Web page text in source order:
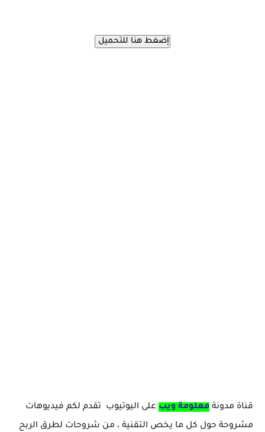
قناة مدونة معلومة ويب على اليوتيوب تقدم لكم فيديوهات
مشروحة حول كل ما يخص التقنية ، من شروحات لطرق الربح